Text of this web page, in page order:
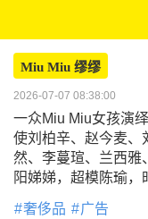
Miu Miu 缪缪
2026-07-07 08:38:00
一众Miu Miu女孩演
使刘柏辛、赵今麦、
然、李蔓瑄、兰西雅
阳娣娣，超模陈瑜，
奢侈品 广告